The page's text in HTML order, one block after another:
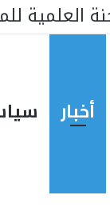
من يقود
أخبار